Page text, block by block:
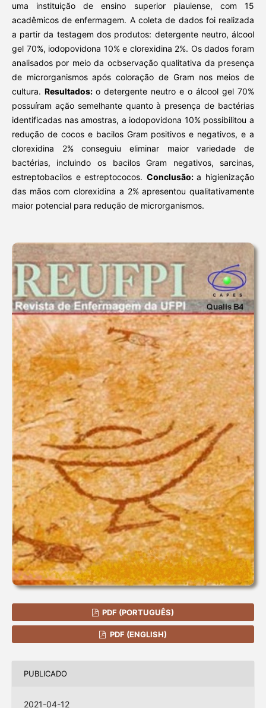
uma instituição de ensino superior piauiense, com 15
acadêmicos de enfermagem. A coleta de dados foi realizada
a partir da testagem dos produtos: detergente neutro, álcool
gel 70%, iodopovidona 10% e clorexidina 2%. Os dados foram
analisados por meio da ocbservação qualitativa da presença
de microrganismos após coloração de Gram nos meios de
cultura. Resultados: o detergente neutro e o álcool gel 70%
possuíram ação semelhante quanto à presença de bactérias
identificadas nas amostras, a iodopovidona 10% possibilitou a
redução de cocos e bacilos Gram positivos e negativos, e a
clorexidina 2% conseguiu eliminar maior variedade de
bactérias, incluindo os bacilos Gram negativos, sarcinas,
estreptobacilos e estreptococos. Conclusão:a higienização
das mãos com clorexidina a 2% apresentou qualitativamente
maior potencial para redução de microrganismos.
PDF (PORTUGUÊS)
PDF (ENGLISH)
PUBLICADO
2021-04-12